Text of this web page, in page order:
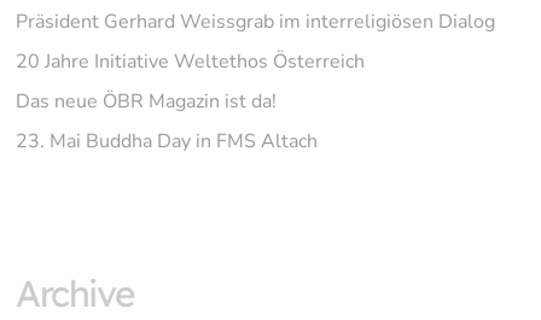
Präsident Gerhard Weissgrab im interreligiösen Dialog
20 Jahre Initiative Weltethos Österreich
Das neue ÖBR Magazin ist da!
23. Mai Buddha Day in FMS Altach
Archive